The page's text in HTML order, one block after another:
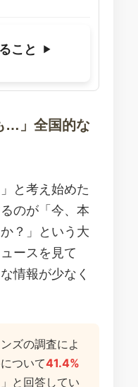
こと ▼
…」全国的な
と考え始めた
のが「今、本
？」という大
ースを見て
情報が少なく
ズの調査によ
ついて41.4%
と回答してい